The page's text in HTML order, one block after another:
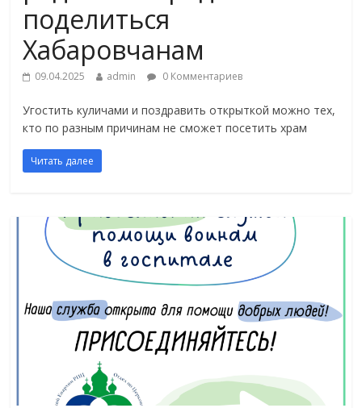
поделиться
Хабаровчанам
09.04.2025 admin 0 Комментариев
Угостить куличами и поздравить открыткой можно тех,
кто по разным причинам не сможет посетить храм
Читать далее